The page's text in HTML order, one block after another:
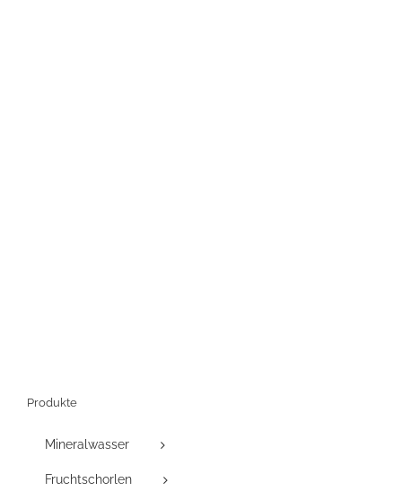
Produkte
Mineralwasser
Fruchtschorlen